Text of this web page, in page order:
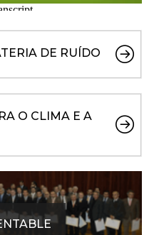
DE RUÍDO
O CLIMA E A